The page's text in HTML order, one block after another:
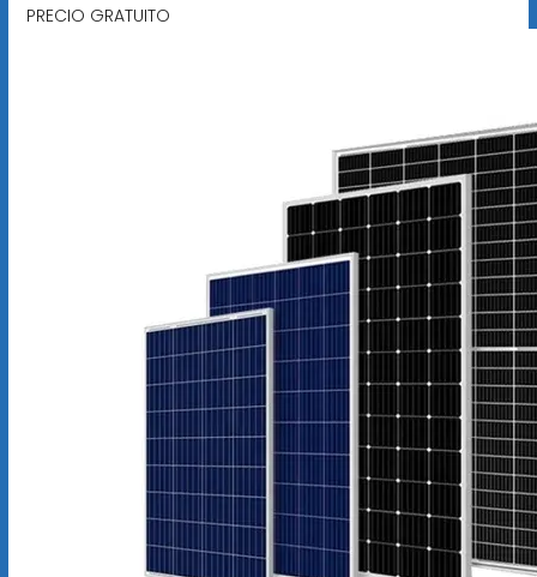
PRECIO GRATUITO